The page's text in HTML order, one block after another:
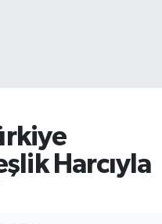
Harcıyla